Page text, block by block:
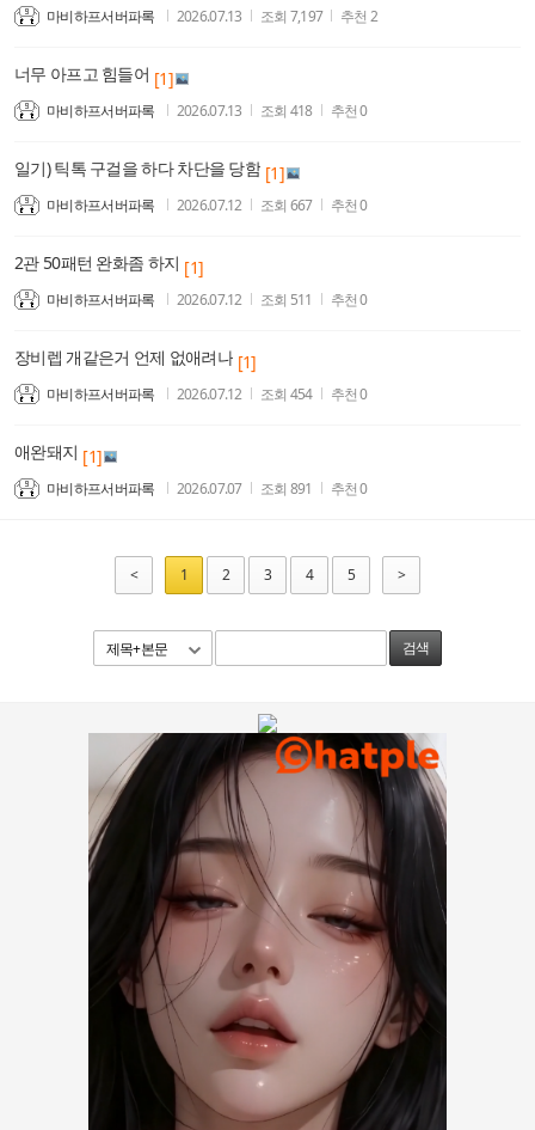
마비하프서버파록 2026.07.13 조회 7,197 추천 2
너무 아프고 힘들어 [1]
마비하프서버파록 2026.07.13 조회 418 추천0
일기) 틱톡 구걸을 하다 차단을 당함 [1]
마비하프서버파록 2026.07.12 조회 667 추천0
2관 50패턴 완화좀 하지 [1]
마비하프서버파록 2026.07.12 조회 511 추천0
장비렙 개같은거 언제 없애려나 [1]
마비하프서버파록 2026.07.12 조회 454 추천0
애완돼지 [1]
마비하프서버파록 2026.07.07 조회 891 추천0
< 1 2 3 4 5 >
제목+본문 검색